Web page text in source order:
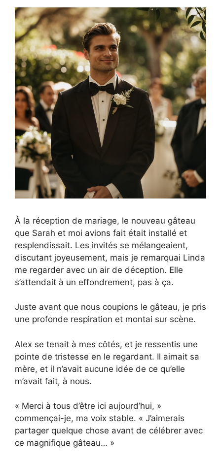
À la réception de mariage, le nouveau gâteau
que Sarah et moi avions fait était installé et
resplendissait. Les invités se mélangeaient,
discutant joyeusement, mais je remarquai Linda
me regarder avec un air de déception. Elle
s’attendait à un effondrement, pas à ça.
Juste avant que nous coupions le gâteau, je pris
une profonde respiration et montai sur scène.
Alex se tenait à mes côtés, et je ressentis une
pointe de tristesse en le regardant. Il aimait sa
mère, et il n’avait aucune idée de ce qu’elle
m’avait fait, à nous.
« Merci à tous d’être ici aujourd’hui, »
commençai-je, ma voix stable. « J’aimerais
partager quelque chose avant de célébrer avec
ce magnifique gâteau… »